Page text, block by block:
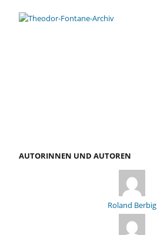
AUTORINNEN UND AUTOREN
Roland Berbig